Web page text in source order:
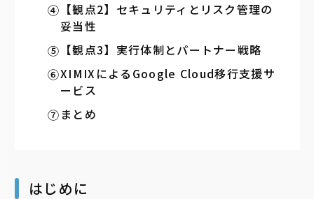
【観点2】セキュリティとリスク管理の
妥当性
【観点3】実行体制とパートナー戦略
XIMIXによるGoogle Cloud移行支援サ
ービス
まとめ
はじめに